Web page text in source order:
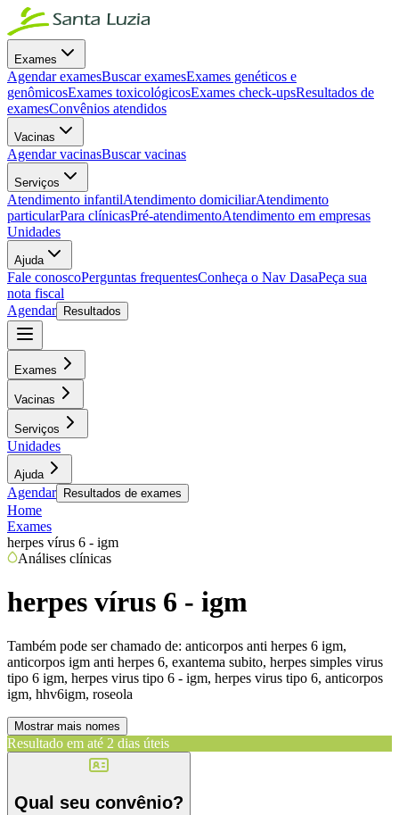
Exames
Agendar examesBuscar examesExames genéticos e
genômicosExames toxicológicosExames check-upsResultados de
examesConvênios atendidos
Vacinas
Agendar vacinasBuscar vacinas
Serviços
Atendimento infantilAtendimento domiciliarAtendimento
particularPara clínicasPré-atendimentoAtendimento em empresas
Unidades
Ajuda
Fale conoscoPerguntas frequentesConheça o Nav DasaPeça sua
nota fiscal
Agendar
Resultados
Exames
Vacinas
Serviços
Unidades
Ajuda
Agendar Resultados de exames
Home
Exames
herpes vírus 6 - igm
Análises clínicas
herpes vírus 6 - igm
Também pode ser chamado de: anticorpos anti herpes 6 igm,
anticorpos igm anti herpes 6, exantema subito, herpes simples virus
tipo 6 igm, herpes virus tipo 6 - igm, herpes virus tipo 6, anticorpos
igm, hhv6igm, roseola
Mostrar mais nomes
Resultado em até 2 dias úteis
Qual seu convênio?